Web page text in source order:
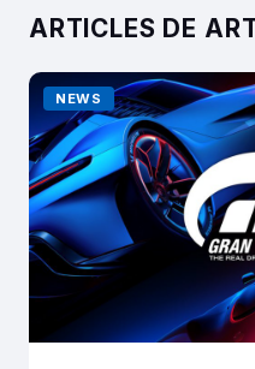
ARTICLES DE
NEWS